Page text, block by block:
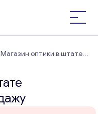
Магазин оптики в штате